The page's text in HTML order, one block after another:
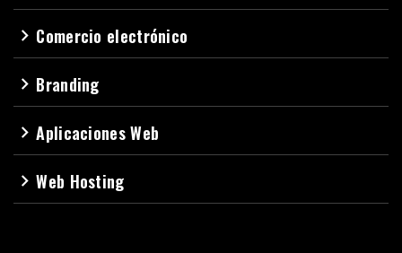
navigate_next Comercio electrónico
navigate_next Branding
navigate_nextAplicaciones Web
navigate_nextWeb Hosting